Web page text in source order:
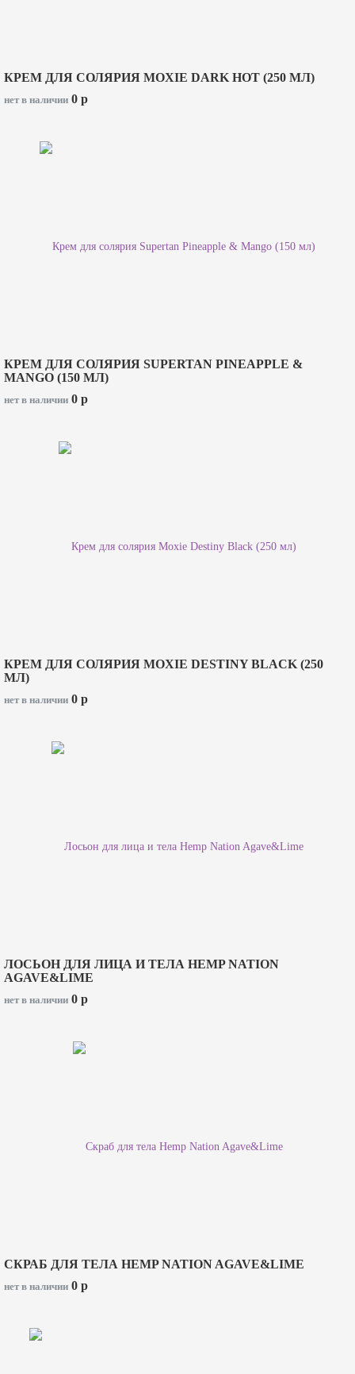
КРЕМ ДЛЯ СОЛЯРИЯ MOXIE DARK HOT (250 МЛ)
нет в наличии 0 p
КРЕМ ДЛЯ СОЛЯРИЯ SUPERTAN PINEAPPLE &
MANGO (150 МЛ)
нет в наличии 0 p
КРЕМ ДЛЯ СОЛЯРИЯ MOXIE DESTINY BLACK (250
МЛ)
нет в наличии 0 p
ЛОСЬОН ДЛЯ ЛИЦА И ТЕЛА HEMP NATION
AGAVE&LIME
нет в наличии 0 p
СКРАБ ДЛЯ ТЕЛА HEMP NATION AGAVE&LIME
нет в наличии 0 p